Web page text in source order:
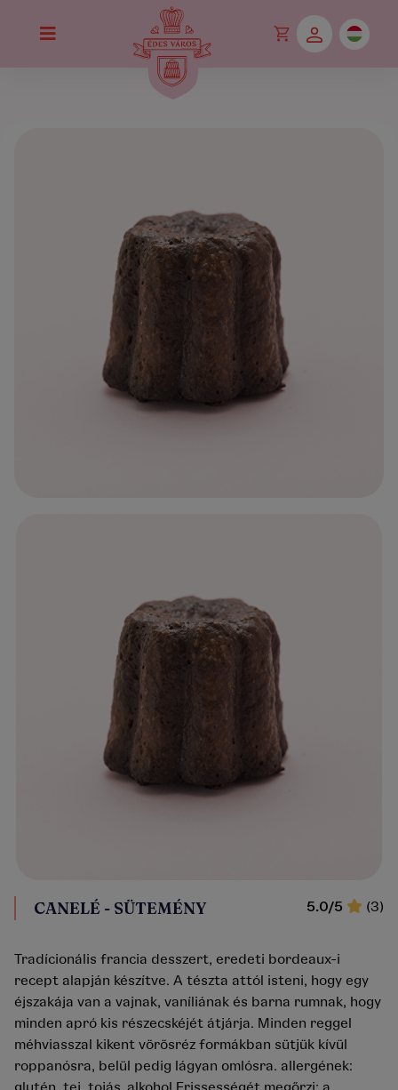
CANELÉ - SÜTEMÉNY 5.0/5 (3)
Tradícionális francia desszert, eredeti bordeaux-i
recept alapján készítve. A tészta attól isteni, hogy egy
éjszakája van a vajnak, vaníliának és barna rumnak, hogy
minden apró kis részecskéjét átjárja. Minden reggel
méhviasszal kikent vörösréz formákban sütjük kívül
roppanósra, belül pedig lágyan omlósra. allergének: